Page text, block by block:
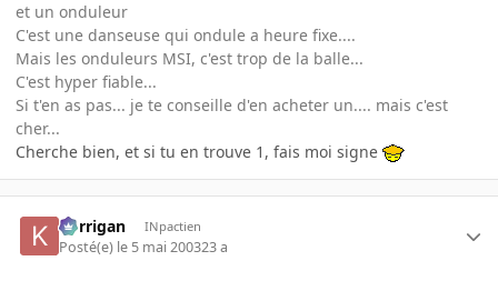
et un onduleur
C'est une danseuse qui ondule a heure fixe....
Mais les onduleurs MSI, c'est trop de la balle...
C'est hyper fiable...
Si t'en as pas... je te conseille d'en acheter un.... mais c'est
cher...
Cherche bien, et si tu en trouve 1, fais moi signe
korrigan INpactien
Posté(e) le 5 mai 200323 a